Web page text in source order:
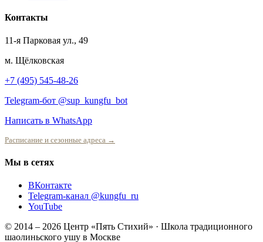
Контакты
11-я Парковая ул., 49
м. Щёлковская
+7 (495) 545-48-26
Telegram-бот @sup_kungfu_bot
Написать в WhatsApp
Расписание и сезонные адреса →
Мы в сетях
ВКонтакте
Telegram-канал @kungfu_ru
YouTube
© 2014 – 2026 Центр «Пять Стихий» · Школа традиционного
шаолиньского ушу в Москве